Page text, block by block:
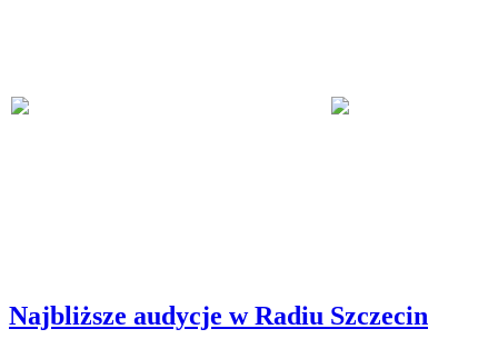
Najbliższe audycje w Radiu Szczecin